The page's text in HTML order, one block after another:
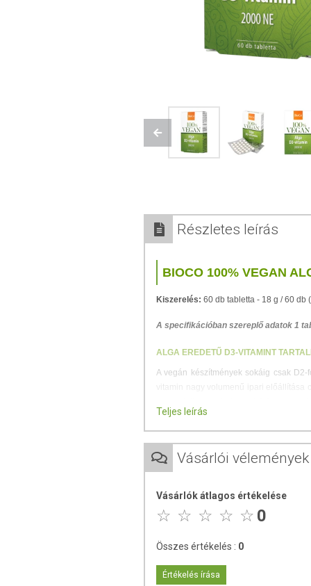
Previous
Részletes leírás
BIOCO 100% VEGAN
Kiszerelés: 60 db tabletta - 18 g / 60 db
A specifikációban szereplő adatok 1
ALGA EREDETŰ D3-VITAMINT
A vegán készítmények sokáig csak
VEGAN Alga D3-vitamin kizárólag
egységnek megfelelő mennyiségben.
ÖSSZETÉTEL
vegán étrendet követve is
D3-vitamin (alga eredetű)
*NRV%: Vitaminok, és ásványi anyagok
Teljes leírás
Vásárlói vélemények
Vásárlók átlagos értékelése
0
Összes értékelés : 0
Értékelés írása